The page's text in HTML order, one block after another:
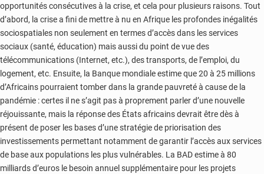
opportunités consécutives à la crise, et cela pour plusieurs raisons. Tout
d’abord, la crise a fini de mettre à nu en Afrique les profondes inégalités
sociospatiales non seulement en termes d’accès dans les services
sociaux (santé, éducation) mais aussi du point de vue des
télécommunications (Internet, etc.), des transports, de l’emploi, du
logement, etc. Ensuite, la Banque mondiale estime que 20 à 25 millions
d’Africains pourraient tomber dans la grande pauvreté à cause de la
pandémie : certes il ne s’agit pas à proprement parler d’une nouvelle
réjouissante, mais la réponse des États africains devrait être dès à
présent de poser les bases d’une stratégie de priorisation des
investissements permettant notamment de garantir l’accès aux services
de base aux populations les plus vulnérables. La BAD estime à 80
milliards d’euros le besoin annuel supplémentaire pour les projets